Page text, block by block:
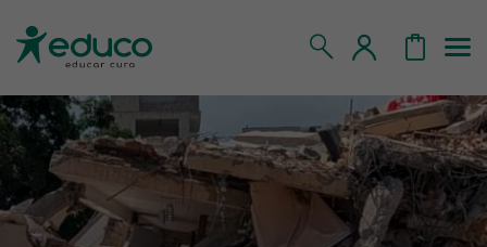
MIS DATOS
MIS DONATIVOS